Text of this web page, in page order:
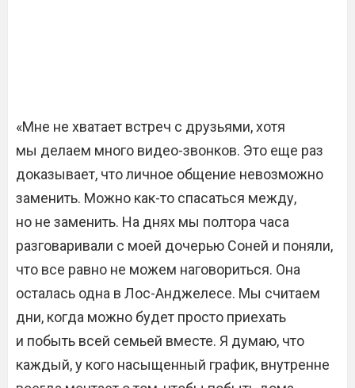
«Мне не хватает встреч с друзьями, хотя
мы делаем много видео-звонков. Это еще раз
доказывает, что личное общение невозможно
заменить. Можно как-то спасаться между,
но не заменить. На днях мы полтора часа
разговаривали с моей дочерью Соней и поняли,
что все равно не можем наговориться. Она
осталась одна в Лос-Анджелесе. Мы считаем
дни, когда можно будет просто приехать
и побыть всей семьей вместе. Я думаю, что
каждый, у кого насыщенный график, внутренне